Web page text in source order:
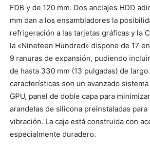
FDB y de 120 mm. Dos anclajes HDD
mm dan a los ensambladores la
refrigeración a las tarjetas gráficas y la
la «Nineteen Hundred» dispone de 17
9 ranuras de expansión, pudiendo
de hasta 330 mm (13 pulgadas) de
características son un avanzado
GPU, panel de doble capa para
arandelas de silicona preinstaladas
vibración. La caja está construida con
especialmente duradero.